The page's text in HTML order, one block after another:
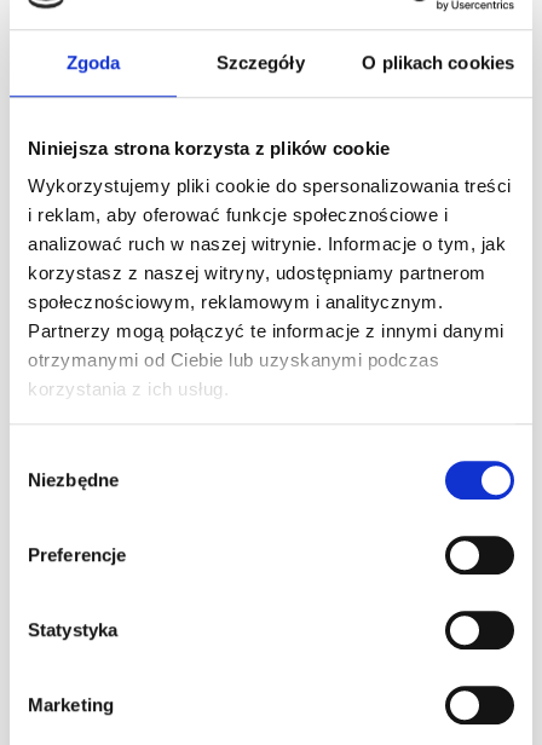
Zgoda Szczegóły O plikach cookies
Niniejsza strona korzysta z plików cookie
Wykorzystujemy pliki cookie do spersonalizowania treści
i reklam, aby oferować funkcje społecznościowe i
analizować ruch w naszej witrynie. Informacje o tym, jak
korzystasz z naszej witryny, udostępniamy partnerom
społecznościowym, reklamowym i analitycznym.
Partnerzy mogą połączyć te informacje z innymi danymi
otrzymanymi od Ciebie lub uzyskanymi podczas
korzystania z ich usług.
zgody
Niezbędne
Preferencje
Statystyka
Marketing
Promocja obowiązuje do końca sierpnia 2018 r. i w dniach:
Rezerwacje:
Przyjmowane są tylko w formie meilowej!
event@a1karting.pl
Kontakt:
22 290 33 88 w. 2
ul. Jagiellońska 82, Warszawa
30 lipca 2026